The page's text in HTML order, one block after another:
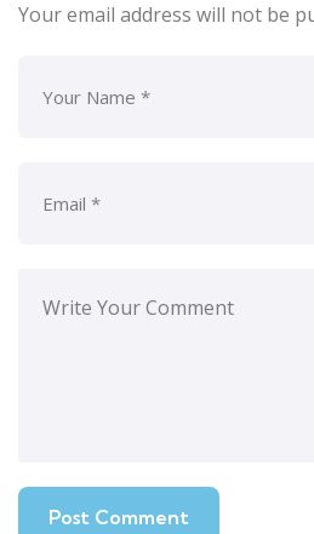
Your email address will not be